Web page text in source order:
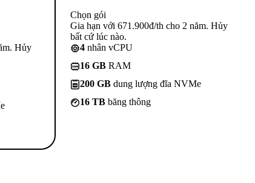
Hủy
Chọn gói
Gia hạn với 671.900đ/th cho 2 năm. Hủy
bất cứ lúc nào.
4 nhân vCPU
16 GB RAM
200 GB dung lượng đĩa NVMe
16 TB băng thông